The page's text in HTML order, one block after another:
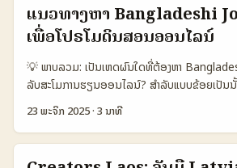
ຮ່ວມງານທີ່ເໝາະສົມສໍາລັບ Josh. ເຕືອນເລີກ:
app ທີ່ໃຫ້ໂອກາດເກີດ viral ຄວາມສ່ວນຂອງ local
branded travel vlogs ຕ້ອງງ່າຍເຂົ້າໃຈ, ມີຄຸນຄ່າຕ່າ
ໄປຮັບການ. 📊 ຕາຕະລາງ Data Snapshot:
ສັງລວມ 🧩 Metric Option A Option B
Active 1.200.000 800.000 1.000.000 📈
Conversion 2.1% 1.2% 1.8% ⏱️
ມື້ ຕາຕະລາງນີ້ສະແດງການປຽບທຽບລະຫວ່າງ 3 ໂອບ
ແນວທາງຫາ Bangladeshi
ເພື່ອໂປຣໂມດິນສອນອອນໄລນ໌
💡 ພາບລວມ: ເປັນເຫດຜົນໃດທີ່ຕ້ອງຫາ
ລັບສະໂມການຮຽນອອນໄລນ໌? ສຳລັບແບບຂ້ອຍເ
ຮຽນອອນໄລນ໌ ຫຼື ນັກການຕະຫຼາດໃນລາວ — Josh (
ເຂົ້າໃຈເຈົ້າ) ແມ່ນແນວທາງທີ່ເກີນມາເປັນຕົວເລືອກສໍາ
ເຂົ້າກັບເວລາໜ້ອຍ, ວິທີສອບຜົນແລະສ້າງຄວາມນ່າເຊື່
ຄວາມສົມຄວນກັບຄະນະຜູ້ຮຽນ. ບັນຫາສໍາຄັນ: ວິທີຄົ້ນ
23 ພະຈິກ 2025·3 ນາທີ